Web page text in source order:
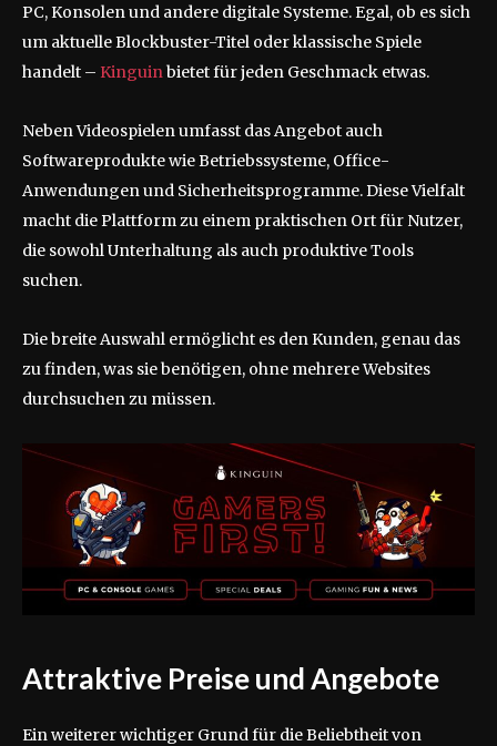
PC, Konsolen und andere digitale Systeme. Egal, ob es sich
um aktuelle Blockbuster-Titel oder klassische Spiele
handelt – Kinguinbietet für jeden Geschmack etwas.
Neben Videospielen umfasst das Angebot auch
Softwareprodukte wie Betriebssysteme, Office-
Anwendungen und Sicherheitsprogramme. Diese Vielfalt
macht die Plattform zu einem praktischen Ort für Nutzer,
die sowohl Unterhaltung als auch produktive Tools
suchen.
Die breite Auswahl ermöglicht es den Kunden, genau das
zu finden, was sie benötigen, ohne mehrere Websites
durchsuchen zu müssen.
Attraktive Preise und Angebote
Ein weiterer wichtiger Grund für die Beliebtheit von